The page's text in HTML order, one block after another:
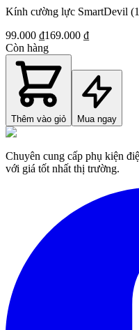
Kính cường lực SmartDevil
99.000 ₫169.000 ₫
Còn hàng
Thêm vào giỏ Mua ngay
Chuyên cung cấp phụ kiện
với giá tốt nhất thị trường.